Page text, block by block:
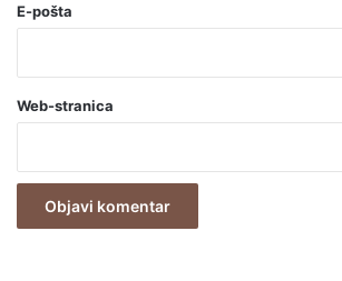
o
a
v
z
E-pošta
Web-stranica